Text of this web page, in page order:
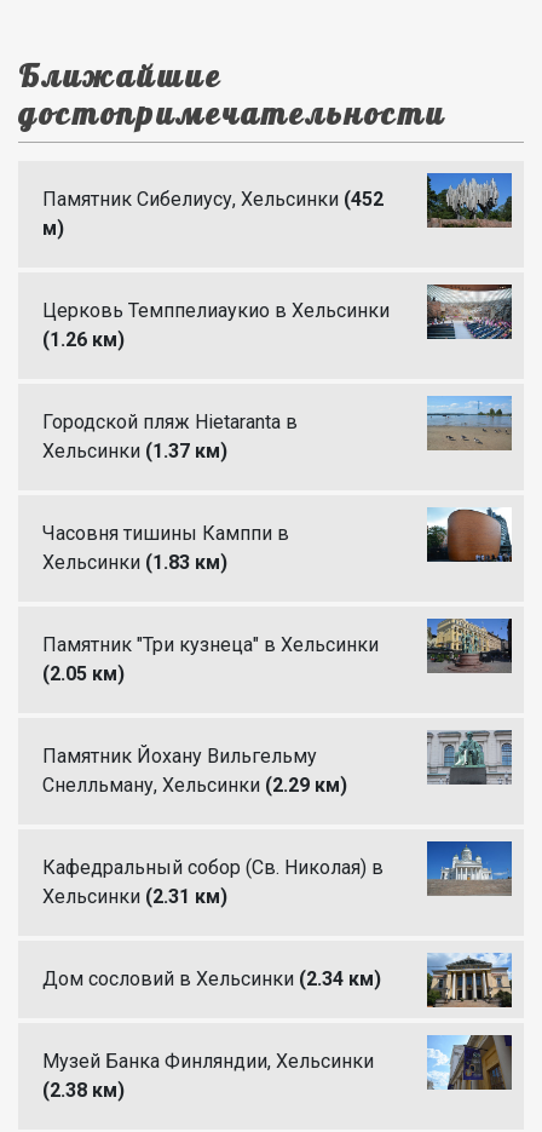
Ближайшие
достопримечательности
Памятник Сибелиусу, Хельсинки (452
м)
Церковь Темппелиаукио в Хельсинки
(1.26 км)
Городской пляж Hietaranta в
Хельсинки (1.37 км)
Часовня тишины Камппи в
Хельсинки (1.83 км)
Памятник "Три кузнеца" в Хельсинки
(2.05 км)
Памятник Йохану Вильгельму
Снелльману, Хельсинки (2.29 км)
Кафедральный собор (Св. Николая) в
Хельсинки (2.31 км)
Дом сословий в Хельсинки (2.34 км)
Музей Банка Финляндии, Хельсинки
(2.38 км)